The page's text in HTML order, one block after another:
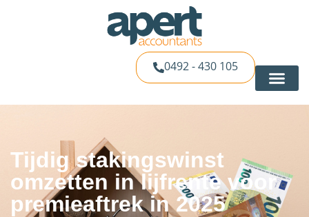
0492 - 430 105
Tijdig stakingswinst
omzetten in lijfrente voor
premieaftrek in 2025